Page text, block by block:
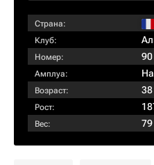
Страна:
Клуб:
Номер: 90
Амплуа:
Возраст: 38
Рост:
Вес: 79